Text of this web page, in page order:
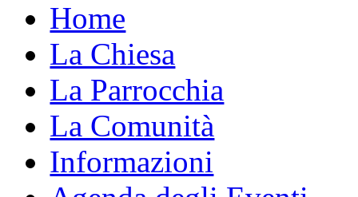
Home
La Chiesa
La Parrocchia
La Comunità
Informazioni